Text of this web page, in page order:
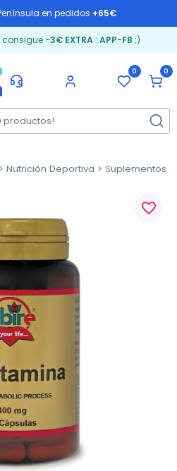
en pedidos +65€
consigue -3€ EXTRA: APP-FB ;)
0 0
Nutrición Deportiva Suplementos
favorite_border